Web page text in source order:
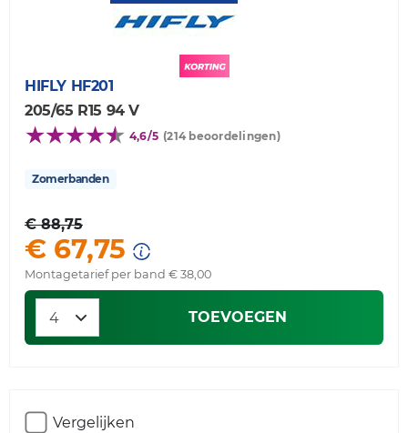
HIFLY HF201
205/65 R15 94 V
4,6/5 (214 beoordelingen)
Zomerbanden
€ 88,75
€ 67,75
Montagetarief per band € 38,00
TOEVOEGEN
Vergelijken